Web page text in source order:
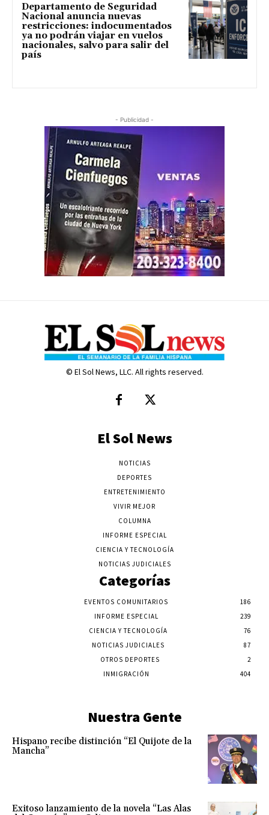
Departamento de Seguridad
Nacional anuncia nuevas
restricciones: indocumentados
ya no podrán viajar en vuelos
nacionales, salvo para salir del
país
- Publicidad -
© El Sol News, LLC. All rights reserved.
El Sol News
NOTICIAS
DEPORTES
ENTRETENIMIENTO
VIVIR MEJOR
COLUMNA
INFORME ESPECIAL
CIENCIA Y TECNOLOGÍA
NOTICIAS JUDICIALES
Categorías
EVENTOS COMUNITARIOS
186
INFORME ESPECIAL
239
CIENCIA Y TECNOLOGÍA
76
NOTICIAS JUDICIALES
87
OTROS DEPORTES
2
INMIGRACIÓN
404
Nuestra Gente
Hispano recibe distinción “El Quijote de la
Mancha”
Exitoso lanzamiento de la novela “Las Alas